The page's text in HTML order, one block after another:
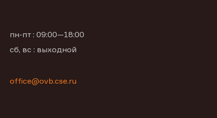
пн-пт : 09:00—18:00
сб, вс : выходной
office@ovb.cse.ru